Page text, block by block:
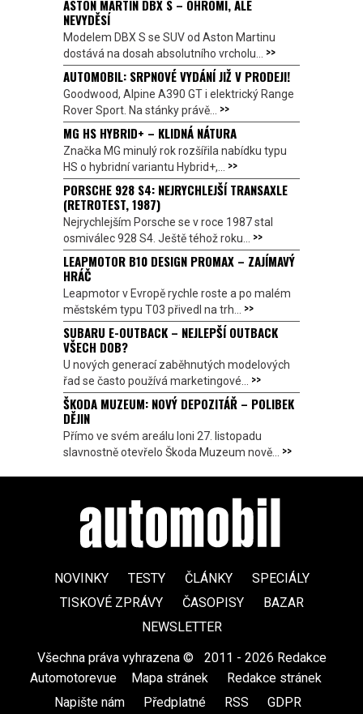
ASTON MARTIN DBX S – OHROMÍ, ALE
NEVYDĚSÍ
Modelem DBX S se SUV od Aston Martinu
dostává na dosah absolutního vrcholu... >>
AUTOMOBIL: SRPNOVÉ VYDÁNÍ JIŽ V PRODEJI!
Goodwood, Alpine A390 GT i elektrický Range
Rover Sport. Na stánky právě... >>
MG HS HYBRID+ – KLIDNÁ NÁTURA
Značka MG minulý rok rozšířila nabídku typu
HS o hybridní variantu Hybrid+,... >>
PORSCHE 928 S4: NEJRYCHLEJŠÍ TRANSAXLE
(RETROTEST, 1987)
Nejrychlejším Porsche se v roce 1987 stal
osmiválec 928 S4. Ještě téhož roku... >>
LEAPMOTOR B10 DESIGN PROMAX – ZAJÍMAVÝ
HRÁČ
Leapmotor v Evropě rychle roste a po malém
městském typu T03 přivedl na trh... >>
SUBARU E-OUTBACK – NEJLEPŠÍ OUTBACK
VŠECH DOB?
U nových generací zaběhnutých modelových
řad se často používá marketingové... >>
ŠKODA MUZEUM: NOVÝ DEPOZITÁŘ – POLIBEK
DĚJIN
Přímo ve svém areálu loni 27. listopadu
slavnostně otevřelo Škoda Muzeum nově... >>
NOVINKY TESTY ČLÁNKY
SPECIÁLY
TISKOVÉ ZPRÁVY
ČASOPISY
BAZAR
NEWSLETTER
Všechna práva vyhrazena ©
2011 - 2026 Redakce
Automotorevue
Mapa stránek Redakce stránek
Napište nám
Předplatné RSS GDPR